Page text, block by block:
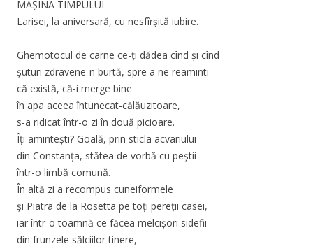
MAȘINA TIMPULUI
Larisei, la aniversară, cu nesfîrșită iubire.
Ghemotocul de carne ce-ți dădea cînd și cînd
șuturi zdravene-n burtă, spre a ne reaminti
că există, că-i merge bine
în apa aceea întunecat-călăuzitoare,
s-a ridicat într-o zi în două picioare.
Îți amintești? Goală, prin sticla acvariului
din Constanța, stătea de vorbă cu peștii
într-o limbă comună.
În altă zi a recompus cuneiformele
și Piatra de la Rosetta pe toți pereții casei,
iar într-o toamnă ce făcea melcișori sidefii
din frunzele sălciilor tinere,